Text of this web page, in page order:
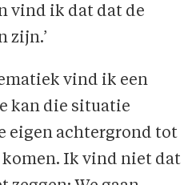
vind ik dat dat de
zijn.’
vind ik een
kan die situatie
eigen achtergrond tot
komen. Ik vind niet dat